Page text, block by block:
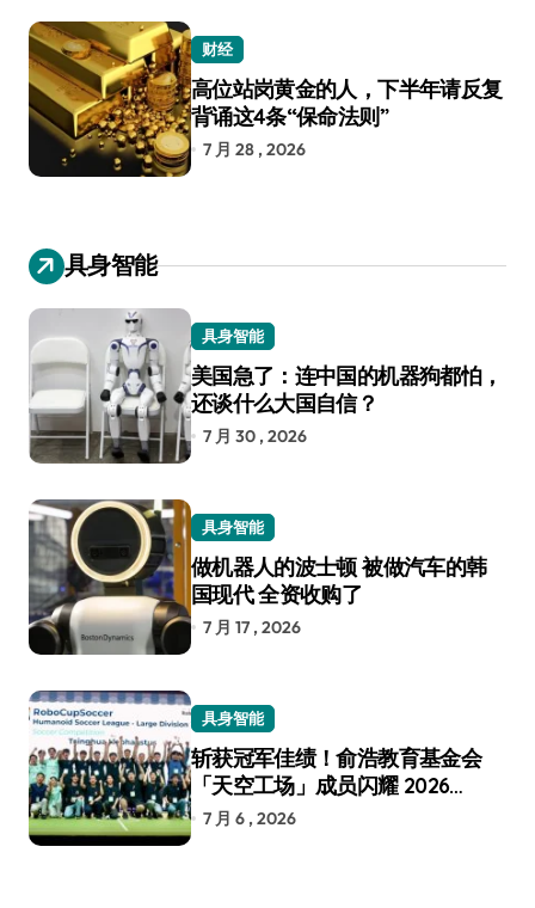
财经
高位站岗黄金的人，下半年请反复
背诵这4条“保命法则”
7 月 28 , 2026
具身智能
具身智能
美国急了：连中国的机器狗都怕，
还谈什么大国自信？
7 月 30 , 2026
具身智能
做机器人的波士顿 被做汽车的韩
国现代 全资收购了
7 月 17 , 2026
具身智能
斩获冠军佳绩！俞浩教育基金会
「天空工场」成员闪耀 2026
RoboCup 机器人世界杯
7 月 6 , 2026